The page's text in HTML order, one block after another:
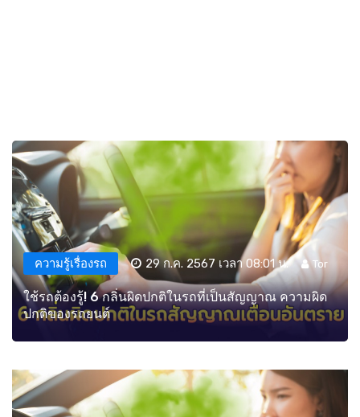
ความรู้เรื่องรถ 29 ก.ค. 2567 เวลา 08:01 น. Tor
ใช้รถต้องรู้! 6 กลิ่นผิดปกติในรถที่เป็นสัญญาณ ความผิด
ปกติของรถยนต์